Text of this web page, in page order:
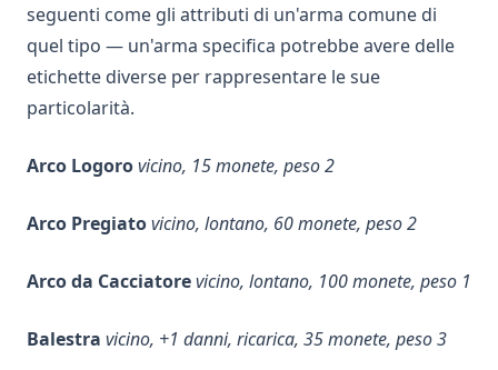
seguenti come gli attributi di un'arma comune di
quel tipo — un'arma specifica potrebbe avere delle
etichette diverse per rappresentare le sue
particolarità.
Arco Logorovicino, 15 monete, peso 2
Arco Pregiatovicino, lontano, 60 monete, peso 2
Arco da Cacciatorevicino, lontano, 100 monete, peso 1
Balestra vicino, +1 danni, ricarica, 35 monete, peso 3